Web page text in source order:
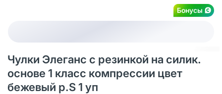
Бонусы
Чулки Элеганс с резинкой на силик.
основе 1 класс компрессии цвет
бежевый р.S 1 уп